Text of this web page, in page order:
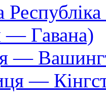
— Гавана)
—
—